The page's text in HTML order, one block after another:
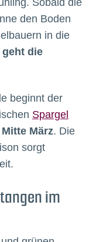
den Boden
in die
geht die
beginnt der
Spargel
März. Die
sorgt
im